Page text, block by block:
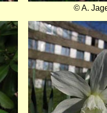
© A.
Bild